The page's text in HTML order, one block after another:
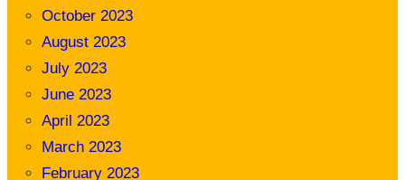
October 2023
August 2023
July 2023
June 2023
April 2023
March 2023
February 2023